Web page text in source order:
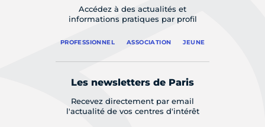
Accédez à des actualités et
informations pratiques par profil
PROFESSIONNEL ASSOCIATION JEUNE
Les newsletters de Paris
Recevez directement par email
l'actualité de vos centres d'intérêt